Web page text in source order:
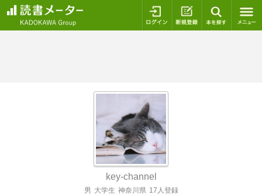
ログイン 新規登録
key-channel
男 大学生 神奈川県 17人登録